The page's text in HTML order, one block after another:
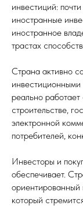
инвестиций:
иностранные
иностранное
трастах
Страна активно
реально
строительстве,
электронной
потребителей,
Инвесторы и
обеспечивает.
ориентированный
который